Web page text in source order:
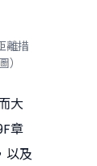
離措
大
章
以及